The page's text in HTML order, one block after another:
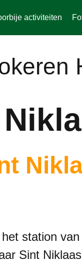
activiteiten
station
Sint